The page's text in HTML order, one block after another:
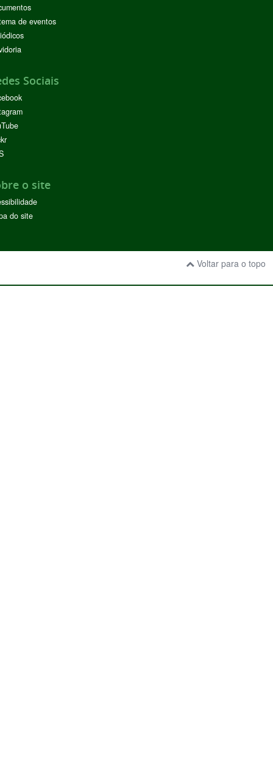
de eventos
Sociais
o site
do site
Voltar para o topo